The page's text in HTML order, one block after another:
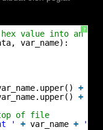
?
value into an
var_name):
+
+
of file
' + var_name +